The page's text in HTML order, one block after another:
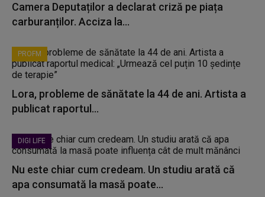
Camera Deputaților a declarat criză pe piața
carburanților. Acciza la...
PROFM
Lora, probleme de sănătate la 44 de ani. Artista a
publicat raportul...
DIGI LIFE
Nu este chiar cum credeam. Un studiu arată că
apa consumată la masă poate...